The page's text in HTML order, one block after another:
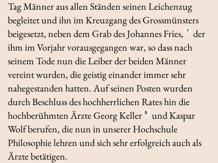
Tag Männer aus allen Ständen seinen Leichenzug
begleitet und ihn im Kreuzgang des Grossmünsters
beigesetzt, neben dem Grab des Johannes Fries, 7
der
ihm im Vorjahr vorausgegangen war, so dass nach
seinem Tode nun die Leiber der beiden Männer
vereint wurden, die geistig einander immer sehr
nahegestanden hatten. Auf seinen Posten wurden
durch Beschluss des hochherrlichen Rates hin die
hochberühmten Ärzte Georg Keller 8
und Kaspar
Wolf berufen, die nun in unserer Hochschule
Philosophie lehren und sich sehr erfolgreich auch als
Ärzte betätigen.